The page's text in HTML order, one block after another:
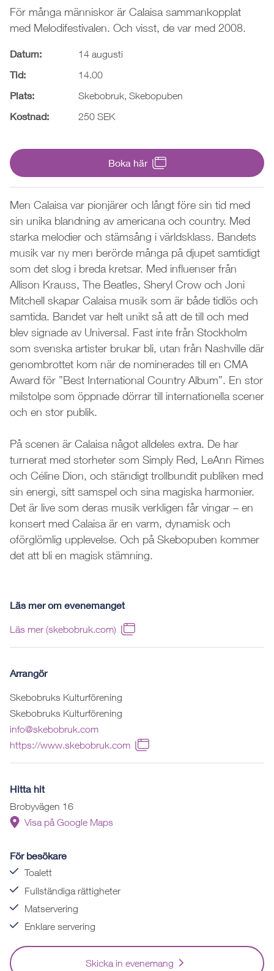
För många människor är Calaisa sammankopplat
med Melodifestivalen. Och visst, de var med 2008.
Datum: 14 augusti
Tid: 14.00
Plats: Skebobruk, Skebopuben
Kostnad: 250 SEK
Boka här
Men Calaisa var pionjärer och långt före sin tid med
sin unika blandning av americana och country. Med
starka melodier och stämsång i världsklass. Bandets
musik var ny men berörde många på djupet samtidigt
som det slog i breda kretsar. Med influenser från
Allison Krauss, The Beatles, Sheryl Crow och Joni
Mitchell skapar Calaisa musik som är både tidlös och
samtida. Bandet var helt unikt så att de till och med
blev signade av Universal. Fast inte från Stockholm
som svenska artister brukar bli, utan från Nashville där
genombrottet kom när de nominerades till en CMA
Award för ”Best International Country Album”. En stor
milstolpe som öppnade dörrar till internationella scener
och en stor publik.
På scenen är Calaisa något alldeles extra. De har
turnerat med storheter som Simply Red, LeAnn Rimes
och Céline Dion, och ständigt trollbundit publiken med
sin energi, sitt samspel och sina magiska harmonier.
Det är live som deras musik verkligen får vingar – en
konsert med Calaisa är en varm, dynamisk och
oförglömlig upplevelse. Och på Skebopuben kommer
det att bli en magisk stämning.
Läs mer om evenemanget
Läs mer (skebobruk.com)
Arrangör
Skebobruks Kulturförening
Skebobruks Kulturförening
info@skebobruk.com
https://www.skebobruk.com
Hitta hit
Brobyvägen 16
Visa på Google Maps
För besökare
Toalett
Fullständiga rättigheter
Matservering
Enklare servering
Skicka in evenemang